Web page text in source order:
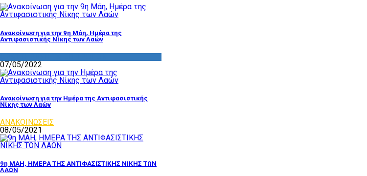
Ανακοίνωση για την 9η Μάη, Ημέρα της
Αντιφασιστικής Νίκης των Λαών
07/05/2022
Ανακοίνωση για την Ημέρα της Αντιφασιστικής
Νίκης των Λαών
ΑΝΑΚΟΙΝΩΣΕΙΣ
08/05/2021
9η ΜΑΗ, ΗΜΕΡΑ ΤΗΣ ΑΝΤΙΦΑΣΙΣΤΙΚΗΣ ΝΙΚΗΣ ΤΩΝ
ΛΑΩΝ